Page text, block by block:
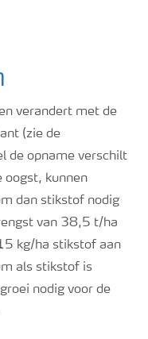
verandert met de
(zie de
de opname verschilt
oogst, kunnen
dan stikstof nodig
van 38,5 t/ha
kg/ha stikstof aan
als stikstof is
nodig voor de